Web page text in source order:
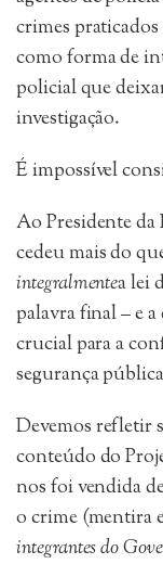
crimes
como forma de
policial que
investigação.
É impossível
Ao Presidente da
cedeu mais do
integralmentea lei
palavra final – e a
crucial para a
segurança
Devemos refletir
conteúdo do
nos foi vendida
o crime (mentira
integrantes do